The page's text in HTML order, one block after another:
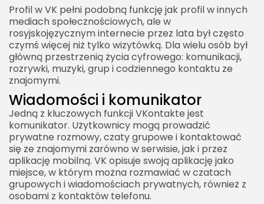
Profil w VK pełni podobną funkcję jak profil w innych
mediach społecznościowych, ale w
rosyjskojęzycznym internecie przez lata był często
czymś więcej niż tylko wizytówką. Dla wielu osób był
główną przestrzenią życia cyfrowego: komunikacji,
rozrywki, muzyki, grup i codziennego kontaktu ze
znajomymi.
Wiadomości i komunikator
Jedną z kluczowych funkcji VKontakte jest
komunikator. Użytkownicy mogą prowadzić
prywatne rozmowy, czaty grupowe i kontaktować
się ze znajomymi zarówno w serwisie, jak i przez
aplikację mobilną. VK opisuje swoją aplikację jako
miejsce, w którym można rozmawiać w czatach
grupowych i wiadomościach prywatnych, również z
osobami z kontaktów telefonu.